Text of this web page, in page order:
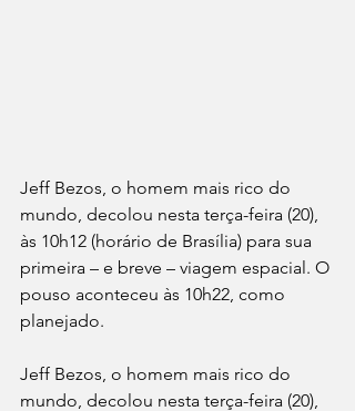
Jeff Bezos, o homem mais rico do
mundo, decolou nesta terça-feira (20),
às 10h12 (horário de Brasília) para sua
primeira – e breve – viagem espacial. O
pouso aconteceu às 10h22, como
planejado.
Jeff Bezos, o homem mais rico do
mundo, decolou nesta terça-feira (20),